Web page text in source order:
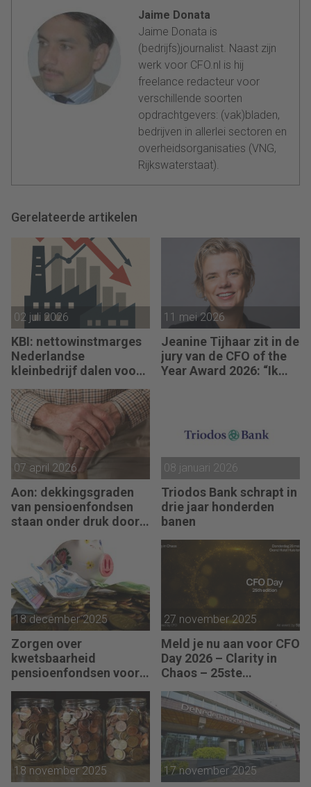
Jaime Donata
Jaime Donata is
(bedrijfs)journalist. Naast zijn
werk voor CFO.nl is hij
freelance redacteur voor
verschillende soorten
opdrachtgevers: (vak)bladen,
bedrijven in allerlei sectoren en
overheidsorganisaties (VNG,
Rijkswaterstaat).
Gerelateerde artikelen
02 juli 2026
KBI: nettowinstmarges
Nederlandse
kleinbedrijf dalen voor
11 mei 2026
Jeanine Tijhaar zit in de
jury van de CFO of the
Year Award 2026: “Ik
leiderschap.”
07 april 2026
Aon: dekkingsgraden
van pensioenfondsen
staan onder druk door
geopolitieke
spanningen
08 januari 2026
Triodos Bank schrapt in
drie jaar honderden
banen
18 december 2025
Zorgen over
kwetsbaarheid
pensioenfondsen voor
AI-zeepbel
27 november 2025
Meld je nu aan voor CFO
Day 2026 – Clarity in
Chaos – 25ste
Jubileumeditie
18 november 2025 17 november 2025